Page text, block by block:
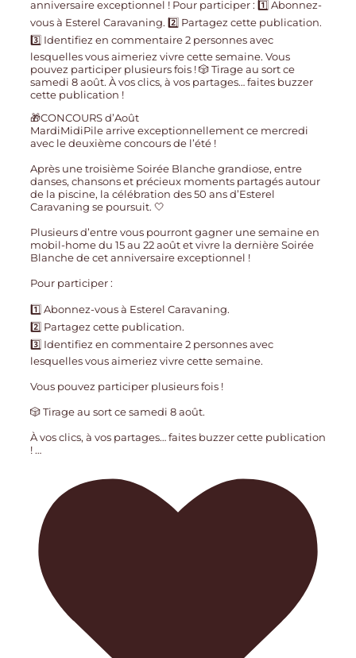
🎁CONCOURS d’Août
MardiMidiPile arrive exceptionnellement ce mercredi
avec le deuxième concours de l’été !
Après une troisième Soirée Blanche grandiose, entre
danses, chansons et précieux moments partagés autour
de la piscine, la célébration des 50 ans d’Esterel
Caravaning se poursuit. 🤍
Plusieurs d’entre vous pourront gagner une semaine en
mobil-home du 15 au 22 août et vivre la dernière Soirée
Blanche de cet anniversaire exceptionnel !
Pour participer :
1️⃣ Abonnez-vous à Esterel Caravaning.
2️⃣ Partagez cette publication.
3️⃣ Identifiez en commentaire 2 personnes avec
lesquelles vous aimeriez vivre cette semaine.
Vous pouvez participer plusieurs fois !
🎲 Tirage au sort ce samedi 8 août.
À vos clics, à vos partages… faites buzzer cette publication
! …